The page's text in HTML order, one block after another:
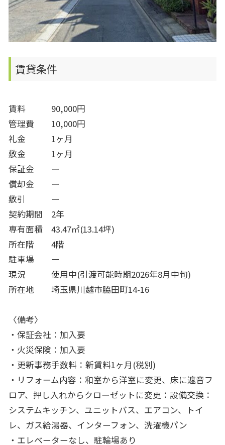
賃貸条件
賃料 90,000円
管理費 10,000円
礼金 1ヶ月
敷金 1ヶ月
保証金 ー
償却金 ー
敷引 ー
契約期間 2年
専有面積 43.47㎡(13.14坪)
所在階 4階
駐車場 ー
現況 使用中(引渡可能時期2026年8月中旬)
所在地 埼玉県川越市脇田町14-16
〈備考〉
・保証会社：加入要
・火災保険：加入要
・更新事務手数料：新賃料1ヶ月(税別)
・リフォーム内容：和室から洋室に変更、床に遮音フ
ロア、押し入れからクローゼットに変更：設備交換：
システムキッチン、ユニットバス、エアコン、トイ
レ、ガス給湯器、インターフォン、洗濯機パン
・エレベーターなし、駐輪場あり